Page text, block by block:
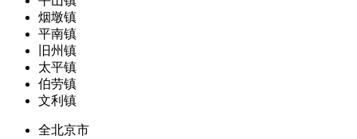
烟墩镇
平南镇
旧州镇
太平镇
伯劳镇
文利镇
全北京市